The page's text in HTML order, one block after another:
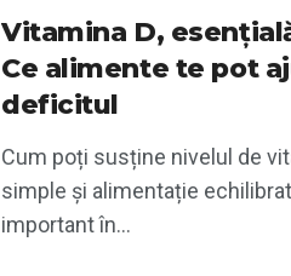
Vitamina D,
Ce alimente te pot
deficitul
Cum poți susține nivelul de
simple și alimentație
important în...